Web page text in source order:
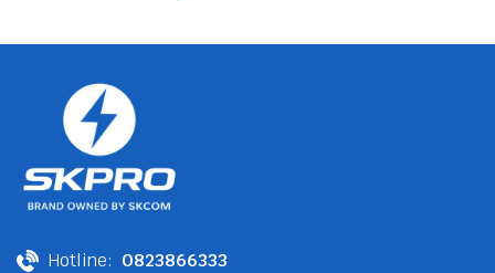
Hotline: 0823866333